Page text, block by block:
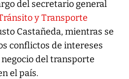
del secretario general
y Transporte
Castañeda, mientras se
conflictos de intereses
del transporte
el país.